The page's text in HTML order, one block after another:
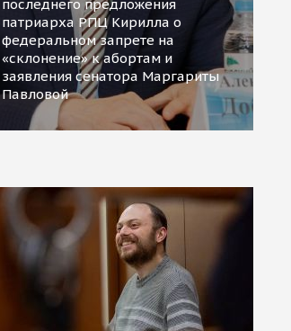
последнего предложения
патриарха РПЦ Кирилла о
федеральном запрете на
«склонение» к абортам и
заявления сенатора Маргариты
Павловой